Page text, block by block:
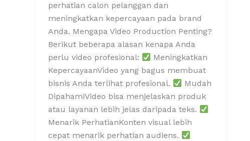
perhatian calon pelanggan dan
meningkatkan kepercayaan pada brand
Anda. Mengapa Video Production Penting?
Berikut beberapa alasan kenapa Anda
perlu video profesional:
Meningkatkan
KepercayaanVideo yang bagus membuat
bisnis Anda terlihat profesional.
Mudah
DipahamiVideo bisa menjelaskan produk
atau layanan lebih jelas daripada teks.
Menarik PerhatianKonten visual lebih
cepat menarik perhatian audiens.